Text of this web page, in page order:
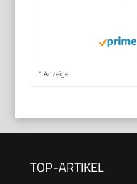
* Anzeige
TOP-ARTIKEL